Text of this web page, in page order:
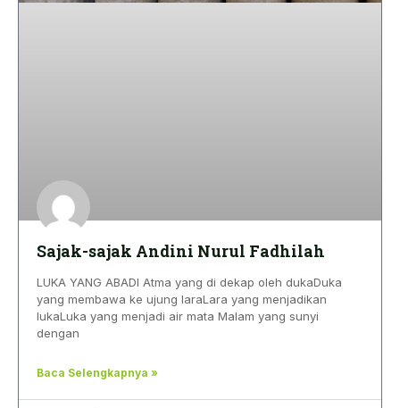
Sajak-sajak Andini Nurul Fadhilah
LUKA YANG ABADI Atma yang di dekap oleh dukaDuka
yang membawa ke ujung laraLara yang menjadikan
lukaLuka yang menjadi air mata Malam yang sunyi
dengan
Baca Selengkapnya »